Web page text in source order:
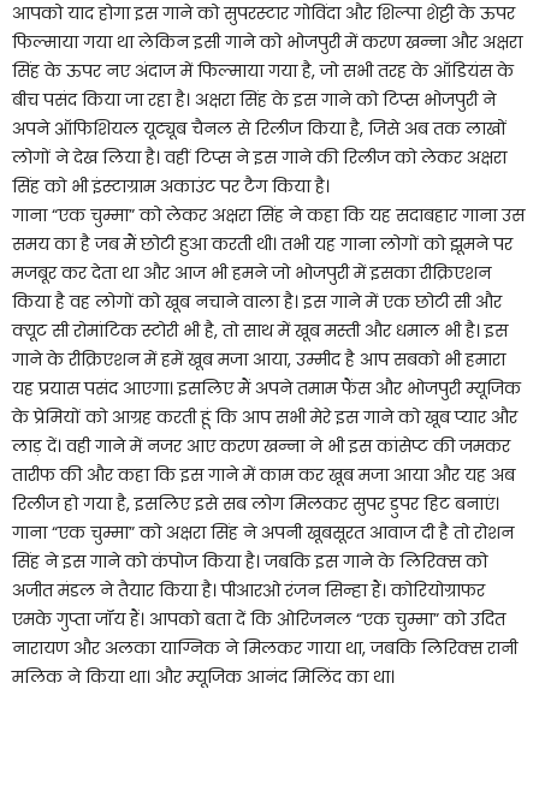
आपको याद होगा इस गाने को सुपरस्टार गोविंदा और शिल्पा शेट्टी के ऊपर
फिल्माया गया था लेकिन इसी गाने को भोजपुरी में करण खन्ना और अक्षरा
सिंह के ऊपर नए अंदाज में फिल्माया गया है, जो सभी तरह के ऑडियंस के
बीच पसंद किया जा रहा है। अक्षरा सिंह के इस गाने को टिप्स भोजपुरी ने
अपने ऑफिशियल यूट्यूब चैनल से रिलीज किया है, जिसे अब तक लाखों
लोगों ने देख लिया है। वहीं टिप्स ने इस गाने की रिलीज को लेकर अक्षरा
सिंह को भी इंस्टाग्राम अकाउंट पर टैग किया है।
गाना “एक चुम्मा” को लेकर अक्षरा सिंह ने कहा कि यह सदाबहार गाना उस
समय का है जब मैं छोटी हुआ करती थी। तभी यह गाना लोगों को झूमने पर
मजबूर कर देता था और आज भी हमने जो भोजपुरी में इसका रीक्रिएशन
किया है वह लोगों को खूब नचाने वाला है। इस गाने में एक छोटी सी और
क्यूट सी रोमांटिक स्टोरी भी है, तो साथ में खूब मस्ती और धमाल भी है। इस
गाने के रीक्रिएशन में हमें खूब मजा आया, उम्मीद है आप सबको भी हमारा
यह प्रयास पसंद आएगा। इसलिए मैं अपने तमाम फैंस और भोजपुरी म्यूजिक
के प्रेमियों को आग्रह करती हूं कि आप सभी मेरे इस गाने को खूब प्यार और
लाड़ दें। वही गाने में नजर आए करण खन्ना ने भी इस कांसेप्ट की जमकर
तारीफ की और कहा कि इस गाने में काम कर खूब मजा आया और यह अब
रिलीज हो गया है, इसलिए इसे सब लोग मिलकर सुपर डुपर हिट बनाएं।
गाना “एक चुम्मा” को अक्षरा सिंह ने अपनी खूबसूरत आवाज दी है तो रोशन
सिंह ने इस गाने को कंपोज किया है। जबकि इस गाने के लिरिक्स को
अजीत मंडल ने तैयार किया है। पीआरओ रंजन सिन्हा हैं। कोरियोग्राफर
एमके गुप्ता जॉय हैं। आपको बता दें कि ओरिजनल “एक चुम्मा” को उदित
नारायण और अलका याग्निक ने मिलकर गाया था, जबकि लिरिक्स रानी
मलिक ने किया था। और म्यूजिक आनंद मिलिंद का था।